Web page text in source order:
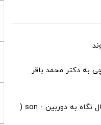
به دکتر محمد باقر
دانلود قالب مرد سیاه پوست در حال نگاه به دوربین - son (